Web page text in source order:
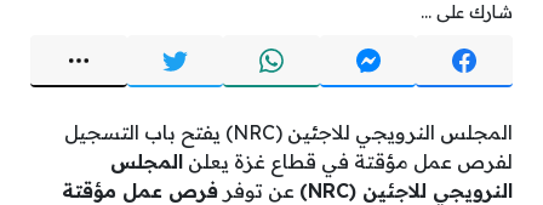
شارك على ...
المجلس النرويجي للاجئين (NRC) يفتح باب التسجيل
لفرص عمل مؤقتة في قطاع غزة ​يعلن المجلس
النرويجي للاجئين (NRC)
عن توفر فرص عمل مؤقتة